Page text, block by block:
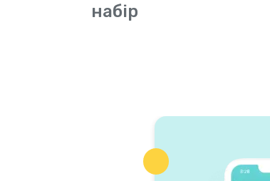
набір